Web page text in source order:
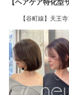
【ヘアケア特化型
【谷町線】天王